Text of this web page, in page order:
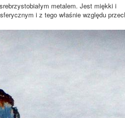
metalem. Jest miękki i
i z tego właśnie względu